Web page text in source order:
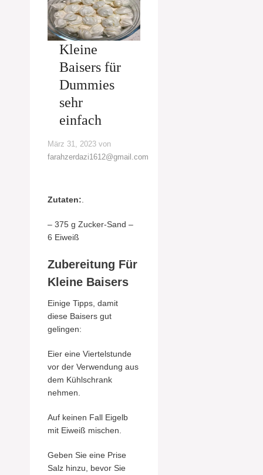
Kleine
Baisers für
Dummies
sehr
einfach
März 31, 2023 von
farahzerdazi1612@gmail.com
Zutaten:
– 375 g Zucker-Sand –
6 Eiweiß
Zubereitung Für
Kleine Baisers
Einige Tipps, damit
diese Baisers gut
gelingen:
Eier eine Viertelstunde
vor der Verwendung aus
dem Kühlschrank
nehmen.
Auf keinen Fall Eigelb
mit Eiweiß mischen.
Geben Sie eine Prise
Salz hinzu, bevor Sie